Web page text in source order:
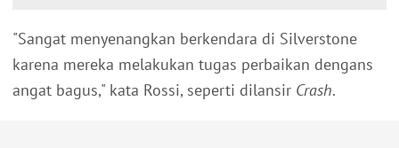
"Sangat menyenangkan berkendara di Silverstone
karena mereka melakukan tugas perbaikan dengans
angat bagus," kata Rossi, seperti dilansir Crash.